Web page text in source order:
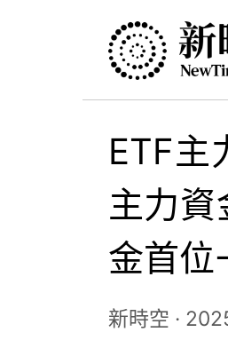
ETF主
主力
金首位
新時空 ·